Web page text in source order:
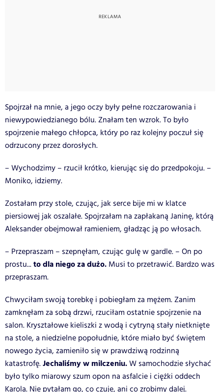
Spojrzał na mnie, a jego oczy były pełne rozczarowania i
niewypowiedzianego bólu. Znałam ten wzrok. To było
spojrzenie małego chłopca, który po raz kolejny poczuł się
odrzucony przez dorosłych.
– Wychodzimy – rzucił krótko, kierując się do przedpokoju. –
Moniko, idziemy.
Zostałam przy stole, czując, jak serce bije mi w klatce
piersiowej jak oszalałe. Spojrzałam na zapłakaną Janinę, którą
Aleksander obejmował ramieniem, gładząc ją po włosach.
– Przepraszam – szepnęłam, czując gulę w gardle. – On po
prostu...to dla niego za dużo. Musi to przetrawić. Bardzo was
przepraszam.
Chwyciłam swoją torebkę i pobiegłam za mężem. Zanim
zamknęłam za sobą drzwi, rzuciłam ostatnie spojrzenie na
salon. Kryształowe kieliszki z wodą i cytryną stały nietknięte
na stole, a niedzielne popołudnie, które miało być świętem
nowego życia, zamieniło się w prawdziwą rodzinną
katastrofę.Jechaliśmy w milczeniu.W samochodzie słychać
było tylko miarowy szum opon na asfalcie i ciężki oddech
Karola. Nie pytałam go, co czuje, ani co zrobimy dalej.